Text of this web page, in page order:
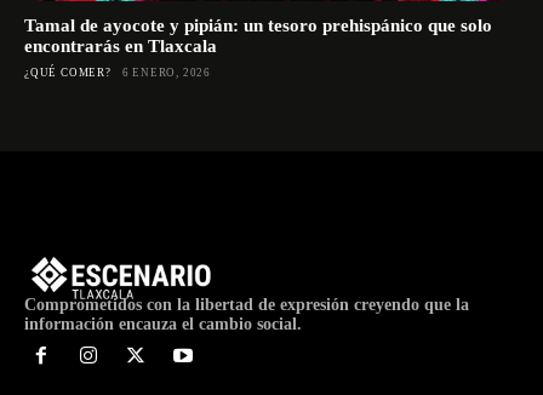
Tamal de ayocote y pipián: un tesoro prehispánico que solo
encontrarás en Tlaxcala
¿QUÉ COMER? 6 ENERO, 2026
Comprometidos con la libertad de expresión creyendo que la
información encauza el cambio social.